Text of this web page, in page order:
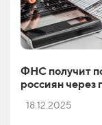
ФНС получит
россиян
18.12.2025